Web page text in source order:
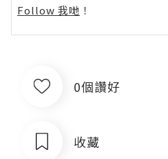
Follow 我哋 ！
0個讚好
收藏